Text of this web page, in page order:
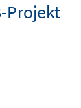
Projekt